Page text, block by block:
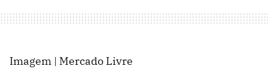
Imagem | Mercado Livre